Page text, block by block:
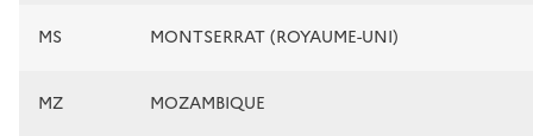
MS MONTSERRAT (ROYAUME-UNI)
MZ MOZAMBIQUE